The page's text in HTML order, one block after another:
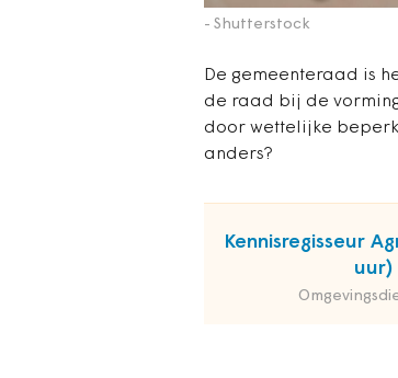
- Shutterstock
De gemeenteraad is
de raad bij de
door wettelijke
anders?
Kennisregisseur
uur)